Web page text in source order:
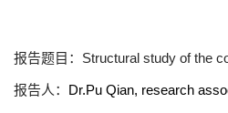
报告题目： Structural study of the
报告人： Dr.Pu Qian, research